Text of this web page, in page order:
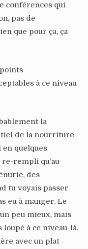
conférences qui
pas de
que pour ça, ça
à ce niveau
la
de la nourriture
quelques
rempli qu’au
des
tu voyais passer
eu à manger. Le
peu mieux, mais
à ce niveau-là.
avec un plat